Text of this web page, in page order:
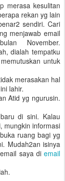
merasa kesulitan
rekan yg lain
sendiri. Cari
menjawab email
November.
dialah tempatku
untuk
merasakan hal
lahir.
Atid yg ngurusin.
di sini. Kalau
mungkin informasi
ruang bagi yg
Mudah2an isinya
saya di email